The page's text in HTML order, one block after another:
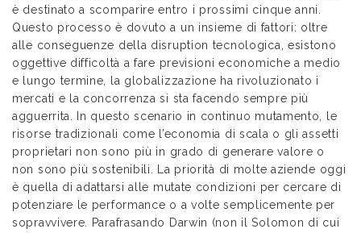
è destinato a scomparire entro i prossimi cinque anni.
Questo processo è dovuto a un insieme di fattori: oltre
alle conseguenze della disruption tecnologica, esistono
oggettive difficoltà a fare previsioni economiche a medio
e lungo termine, la globalizzazione ha rivoluzionato i
mercati e la concorrenza si sta facendo sempre più
agguerrita. In questo scenario in continuo mutamento, le
risorse tradizionali come l’economia di scala o gli assetti
proprietari non sono più in grado di generare valore o
non sono più sostenibili. La priorità di molte aziende oggi
è quella di adattarsi alle mutate condizioni per cercare di
potenziare le performance o a volte semplicemente per
sopravvivere. Parafrasando Darwin (non il Solomon di cui